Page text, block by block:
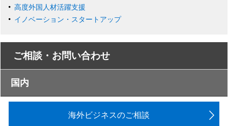
高度外国人材活躍支援
イノベーション・スタートアップ
ご相談・お問い合わせ
国内
海外ビジネスのご相談